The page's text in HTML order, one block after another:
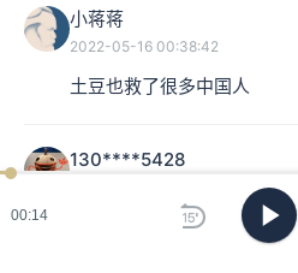
00:15
小蒋蒋
2022-05-16 00:38:42
土豆也救了很多中国人
130****5428
现在原来就是“哥伦布大交换”